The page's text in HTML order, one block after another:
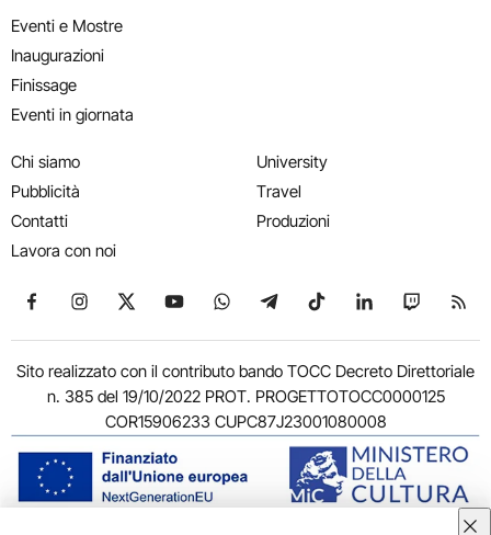
Eventi e Mostre
Inaugurazioni
Finissage
Eventi in giornata
Chi siamo
Pubblicità
Contatti
Lavora con noi
University
Travel
Produzioni
Seguici su Facebook
Seguici su Instagram
Seguici su X
Seguici su YouTube
Seguici su WhatsApp
Seguici su Telegram
Seguici su TikTok
Seguici su
Seguici
Sito realizzato con il contributo bando TOCC Decreto Direttoriale
n. 385 del 19/10/2022 PROT. PROGETTOTOCC0000125
COR15906233 CUPC87J23001080008